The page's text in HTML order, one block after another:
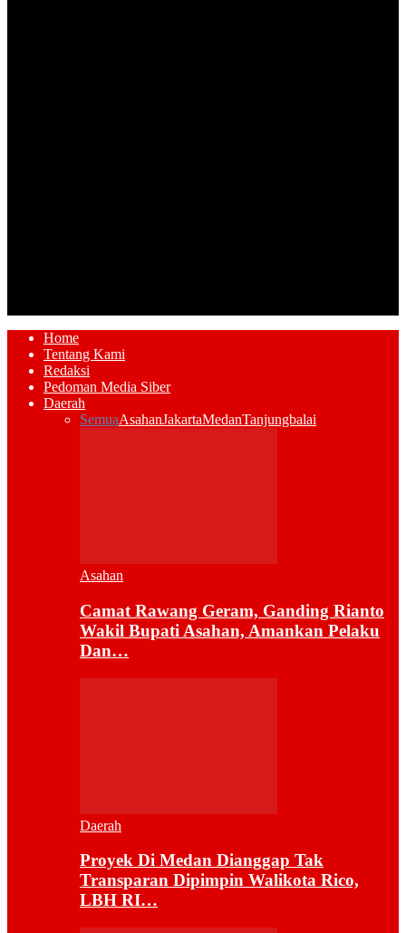
Home
Tentang Kami
Redaksi
Pedoman Media Siber
Daerah
SemuaAsahanJakartaMedanTanjungbalai
Asahan
Camat Rawang Geram, Ganding Rianto
Wakil Bupati Asahan, Amankan Pelaku
Dan…
Daerah
Proyek Di Medan Dianggap Tak
Transparan Dipimpin Walikota Rico,
LBH RI…